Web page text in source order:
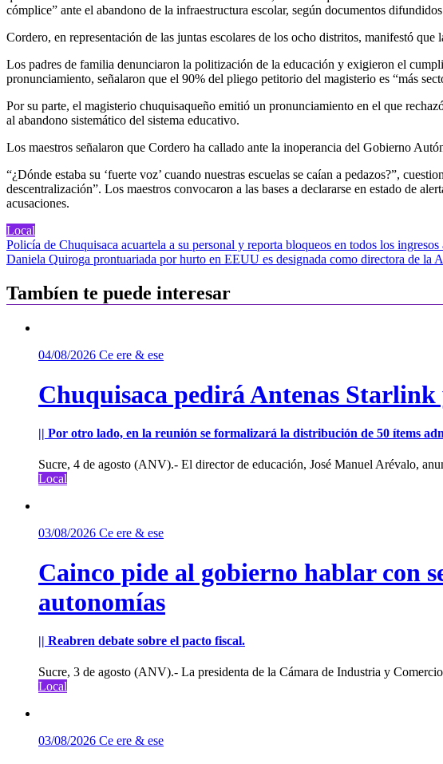
cómplice” ante el abandono de la infraestructura escolar, según documentos
Cordero, en representación de las juntas escolares de los ocho distritos, manifestó
Los padres de familia denunciaron la politización de la educación y exigieron el
pronunciamiento, señalaron que el 90% del pliego petitorio del magisterio es “más
Por su parte, el magisterio chuquisaqueño emitió un pronunciamiento en el que
al abandono sistemático del sistema educativo.
Los maestros señalaron que Cordero ha callado ante la inoperancia del Gobierno
“¿Dónde estaba su ‘fuerte voz’ cuando nuestras escuelas se caían a pedazos?”,
descentralización”. Los maestros convocaron a las bases a declararse en estado de
acusaciones.
Local
Navegación
de
entradas
Policía de Chuquisaca acuartela a su personal y reporta bloqueos en todos los ingresos
Daniela Quiroga prontuariada por hurto en EEUU es designada como directora de la
Tambíen te puede interesar
04/08/2026 Ce ere & ese
Chuquisaca pedirá Antenas
|| Por otro lado, en la reunión se formalizará la distribución de 50 ítems
Sucre, 4 de agosto (ANV).- El director de educación, José Manuel Arévalo,
Local
03/08/2026 Ce ere & ese
Cainco pide al gobierno hablar con
autonomías
|| Reabren debate sobre el pacto fiscal.
Sucre, 3 de agosto (ANV).- La presidenta de la Cámara de Industria y
Local
03/08/2026 Ce ere & ese